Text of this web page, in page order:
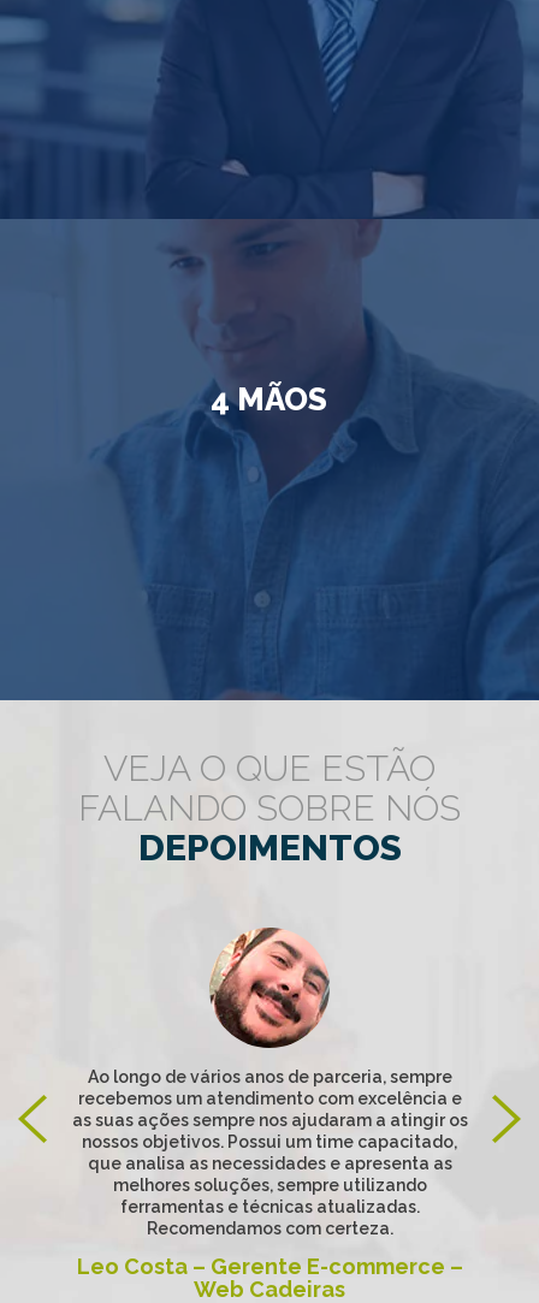
4 MÃOS
VEJA O QUE ESTÃO
FALANDO SOBRE NÓS
DEPOIMENTOS
Ao longo de vários anos de parceria, sempre
recebemos um atendimento com excelência e
as suas ações sempre nos ajudaram a atingir os
nossos objetivos. Possui um time capacitado,
que analisa as necessidades e apresenta as
melhores soluções, sempre utilizando
ferramentas e técnicas atualizadas.
Recomendamos com certeza.
Leo Costa – Gerente E-commerce –
Web Cadeiras